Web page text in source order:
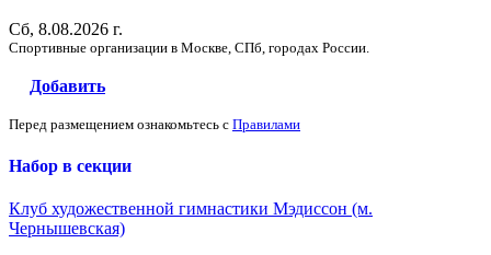
Сб, 8.08.2026 г.
Спортивные организации в Москве, СПб, городах России.
Добавить
Перед размещением ознакомьтесь с Правилами
Набор в секции
Клуб художественной гимнастики Мэдиссон (м.
Чернышевская)